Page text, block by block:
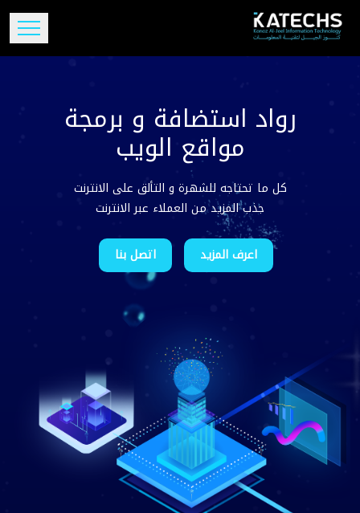
رواد استضافة و برمجة
مواقع الويب
كل ما تحتاجه للشهرة و التألق على الانترنت
جذب المزيد من العملاء عبر الانترنت
اعرف المزيد اتصل بنا